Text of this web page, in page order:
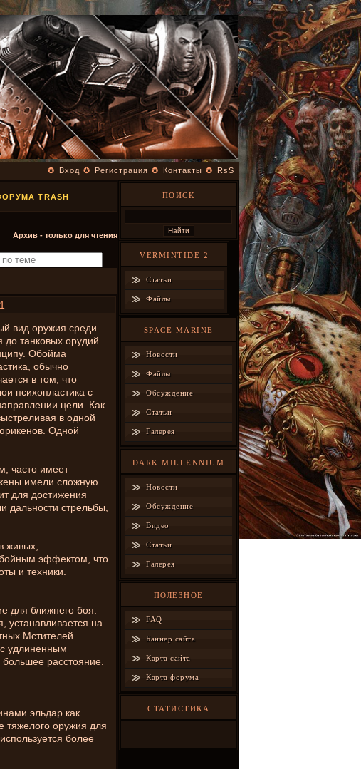
✪ Вход ✪ Регистрация ✪ Контакты ✪ RsS
TRASH
Архив - только для чтения
1
вид оружия среди
до танковых орудий
Обойма
обычно
в том, что
психопластика с
цели. Как
в одной
Одной
часто имеет
имели сложную
для достижения
дальности стрельбы,
живых,
эффектом, что
и техники.
для ближнего боя.
устанавливается на
Мстителей
удлиненным
расстояние.
эльдар как
тяжелого оружия для
более
ПОИСК
VERMINTIDE 2
Статьи
Файлы
SPACE MARINE
Новости
Файлы
Обсуждение
Статьи
Галерея
DARK MILLENNIUM
Новости
Обсуждение
Видео
Статьи
Галерея
ПОЛЕЗНОЕ
FAQ
Баннер сайта
Карта сайта
Карта форума
СТАТИСТИКА